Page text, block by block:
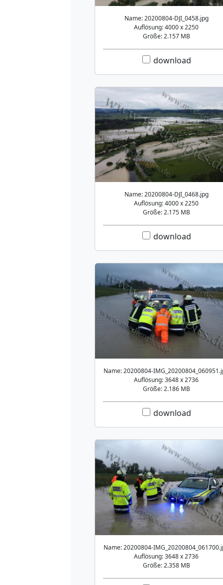
Name: 20200804-DJI_0458.jpg
Auflösung: 4000 x 2250
Größe: 2.157 MB
download
Name: 20200804-DJI_0468.jpg
Auflösung: 4000 x 2250
Größe: 2.175 MB
download
Name: 20200804-
Auflösung: 3648 x 2736
Größe: 2.186 MB
download
Name: 20200804-
Auflösung: 3648 x 2736
Größe: 2.358 MB